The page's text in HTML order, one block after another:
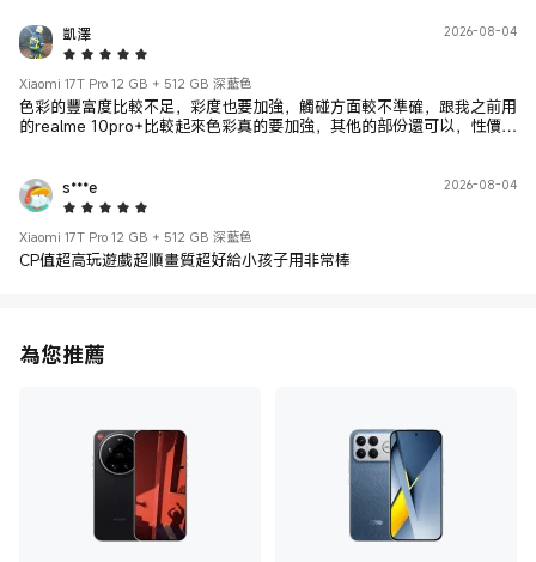
凱澤
5 Star
2026-08-04
Xiaomi 17T Pro 12 GB + 512 GB 深藍色
色彩的豐富度比較不足，彩度也要加強，觸碰方面較不準確，跟我之前用
的realme 10pro+比較起來色彩真的要加強，其他的部份還可以，性價比
s***e
5 Star
2026-08-04
Xiaomi 17T Pro 12 GB + 512 GB 深藍色
CP值超高玩遊戲超順畫質超好給小孩子用非常棒
為您推薦